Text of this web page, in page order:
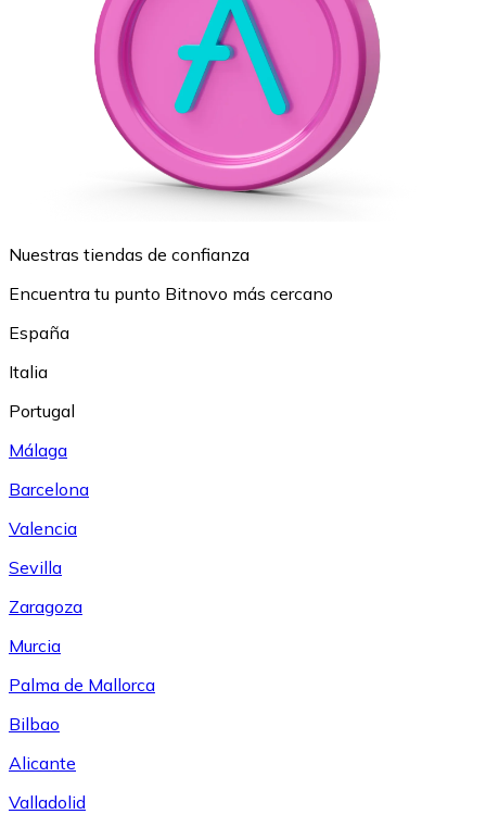
Nuestras tiendas de confianza
Encuentra tu punto Bitnovo más cercano
España
Italia
Portugal
Málaga
Barcelona
Valencia
Sevilla
Zaragoza
Murcia
Palma de Mallorca
Bilbao
Alicante
Valladolid